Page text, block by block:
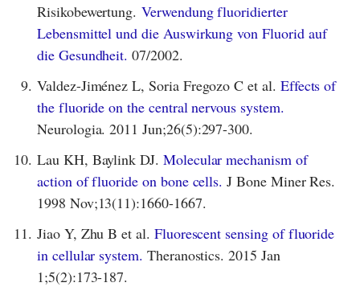
Risikobewertung.Verwendung fluoridierter
Lebensmittel und die Auswirkung von Fluorid auf
die Gesundheit. 07/2002.
9. Valdez-Jiménez L, Soria Fregozo C et al. Effects of
the fluoride on the central nervous system.
Neurologia. 2011 Jun;26(5):297-300.
10. Lau KH, Baylink DJ. Molecular mechanism of
action of fluoride on bone cells. J Bone Miner Res.
1998 Nov;13(11):1660-1667.
11. Jiao Y, Zhu B et al. Fluorescent sensing of fluoride
in cellular system. Theranostics. 2015 Jan
1;5(2):173-187.